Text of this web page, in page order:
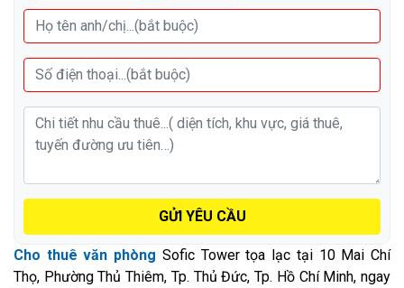
GỬI YÊU CẦU
Cho thuê văn phòng Sofic Tower tọa lạc tại 10 Mai Chí
Thọ, Phường Thủ Thiêm, Tp. Thủ Đức, Tp. Hồ Chí Minh, ngay